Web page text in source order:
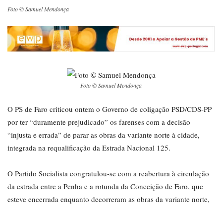
Foto © Samuel Mendonça
Foto © Samuel Mendonça
O PS de Faro criticou ontem o Governo de coligação PSD/CDS-PP
por ter “duramente prejudicado” os farenses com a decisão
“injusta e errada” de parar as obras da variante norte à cidade,
integrada na requalificação da Estrada Nacional 125.
O Partido Socialista congratulou-se com a reabertura à circulação
da estrada entre a Penha e a rotunda da Conceição de Faro, que
esteve encerrada enquanto decorreram as obras da variante norte,